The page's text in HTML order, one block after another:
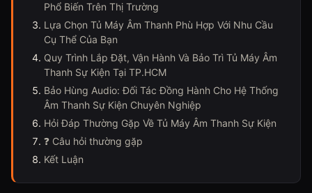
Phổ Biến Trên Thị Trường
Lựa Chọn Tủ Máy Âm Thanh Phù Hợp Với Nhu Cầu
Cụ Thể Của Bạn
Quy Trình Lắp Đặt, Vận Hành Và Bảo Trì Tủ Máy Âm
Thanh Sự Kiện Tại TP.HCM
Bảo Hùng Audio: Đối Tác Đồng Hành Cho Hệ Thống
Âm Thanh Sự Kiện Chuyên Nghiệp
Hỏi Đáp Thường Gặp Về Tủ Máy Âm Thanh Sự Kiện
❓ Câu hỏi thường gặp
Kết Luận